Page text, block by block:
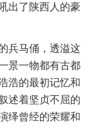
出了陕西人的豪
兵马俑，透溢这
景一物都有古都
浩的最初记忆和
述着坚贞不屈的
绎曾经的荣耀和